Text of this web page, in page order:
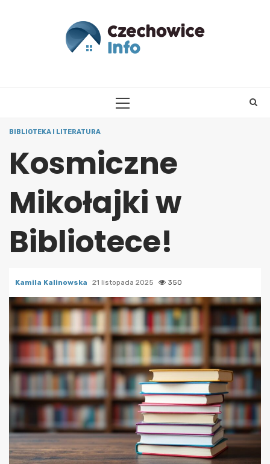
PRIMARY
BIBLIOTEKA I LITERATURA
Kosmiczne
Mikołajki w
Bibliotece!
Kamila Kalinowska 21 listopada 2025 350